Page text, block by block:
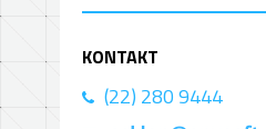
KONTAKT
(22) 280 9444